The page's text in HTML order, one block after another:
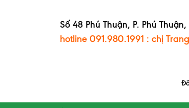
Số 48 Phú Thuận, P. Phú
hotline 091.980.1991 : chị Trang